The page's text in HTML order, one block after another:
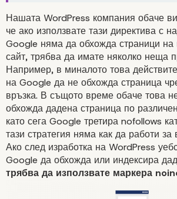
Трябва ли да
Нашата WordPress компания обаче
че ако използвате тази директива с
Google няма да обхожда страници на
сайт, трябва да имате няколко неща
Например, в миналото това
на Google да не обхожда страница
връзка. В същото време обаче това
обхожда дадена страница по
като сега Google третира nofollows
тази стратегия няма как да работи за
Ако след изработка на WordPress
Google да обхожда или индексира
трябва да използвате маркера